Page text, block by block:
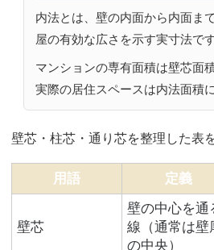
内法とは、壁の内面から内面ま
屋の有効な広さを示す実寸法です
マンションの専有面積は壁芯面
実際の居住スペースは内法面積
壁芯・柱芯・通り芯を整理した表
用語 定義
壁芯
壁の中心を通
線（通常は壁
の中央）